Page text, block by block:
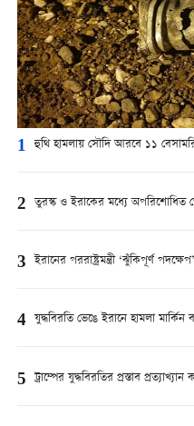
1 হুথি হামলায় সৌদি আরবে ১১
2 তুরস্ক ও ইরাকের মধ্যে অপরিশোধিত
3 ইরানের পররাষ্ট্রমন্ত্রী ‘ঝুঁকিপূর্ণ
4 যুদ্ধবিরতি ভেঙে ইরানে হামলা মার্কিন
5 ট্রাম্পের যুদ্ধবিরতির প্রস্তাব